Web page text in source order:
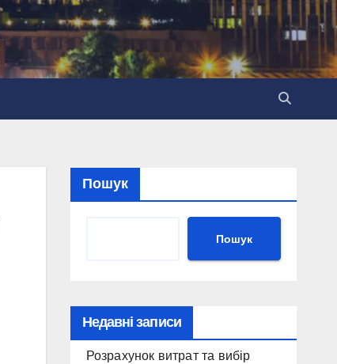
Пошук
Пошук
Недавні записи
Розрахунок витрат та вибір